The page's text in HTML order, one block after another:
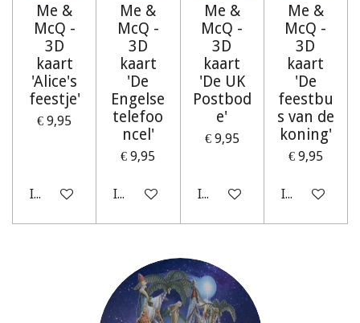
Me &
McQ -
3D
kaart
'Alice's
feestje'
€ 9,95
In winkelwagen
Me &
McQ -
3D
kaart
'De
Engelse
telefoo
ncel'
€ 9,95
In winkelwagen
Me &
McQ -
3D
kaart
'De UK
Postbod
e'
€ 9,95
In winkelwagen
Me &
McQ -
3D
kaart
'De
feestbu
s van de
koning'
€ 9,95
In